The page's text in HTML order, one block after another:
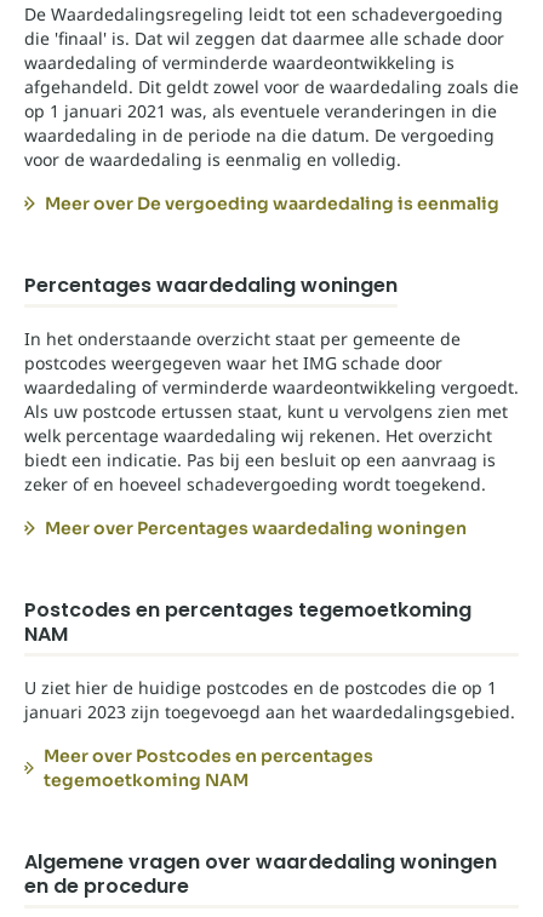
De Waardedalingsregeling leidt tot een schadevergoeding
die 'finaal' is. Dat wil zeggen dat daarmee alle schade door
waardedaling of verminderde waardeontwikkeling is
afgehandeld. Dit geldt zowel voor de waardedaling zoals die
op 1 januari 2021 was, als eventuele veranderingen in die
waardedaling in de periode na die datum. De vergoeding
voor de waardedaling is eenmalig en volledig.
Meer over De vergoeding waardedaling is eenmalig
Percentages waardedaling woningen
In het onderstaande overzicht staat per gemeente de
postcodes weergegeven waar het IMG schade door
waardedaling of verminderde waardeontwikkeling vergoedt.
Als uw postcode ertussen staat, kunt u vervolgens zien met
welk percentage waardedaling wij rekenen. Het overzicht
biedt een indicatie. Pas bij een besluit op een aanvraag is
zeker of en hoeveel schadevergoeding wordt toegekend.
Meer over Percentages waardedaling woningen
Postcodes en percentages tegemoetkoming
NAM
U ziet hier de huidige postcodes en de postcodes die op 1
januari 2023 zijn toegevoegd aan het waardedalingsgebied.
Meer over Postcodes en percentages
tegemoetkoming NAM
Algemene vragen over waardedaling woningen
en de procedure